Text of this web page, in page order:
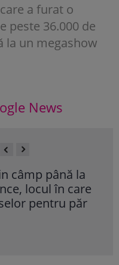
a furat o
peste 36.000 de
la un megashow
News
câmp până la
locul în care
pentru păr